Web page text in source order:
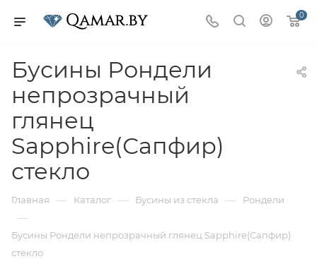
0
Бусины Рондели
непрозрачный
глянец
Sapphire(Сапфир)
стекло
Главная — Каталог — Бусины из стекла — Рондели
—
Бусины Рондели непрозрачный глянец Sapphire(Сапфир)
стекло